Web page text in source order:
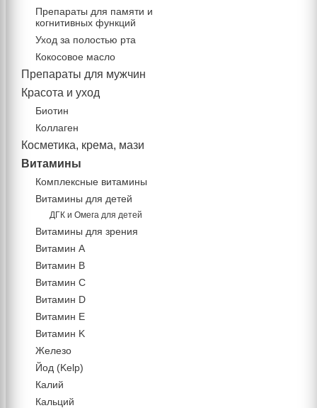
Препараты для памяти и
когнитивных функций
Уход за полостью рта
Кокосовое масло
Препараты для мужчин
Красота и уход
Биотин
Коллаген
Косметика, крема, мази
Витамины
Комплексные витамины
Витамины для детей
ДГК и Омега для детей
Витамины для зрения
Витамин А
Витамин В
Витамин C
Витамин D
Витамин Е
Витамин K
Железо
Йод (Kelp)
Калий
Кальций